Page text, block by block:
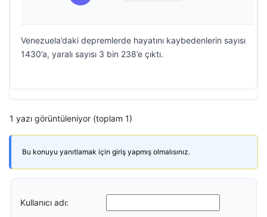
Venezuela’daki depremlerde hayatını kaybedenlerin sayısı
1430’a, yaralı sayısı 3 bin 238’e çıktı.
1 yazı görüntüleniyor (toplam 1)
Bu konuyu yanıtlamak için giriş yapmış olmalısınız.
Kullanıcı adı: